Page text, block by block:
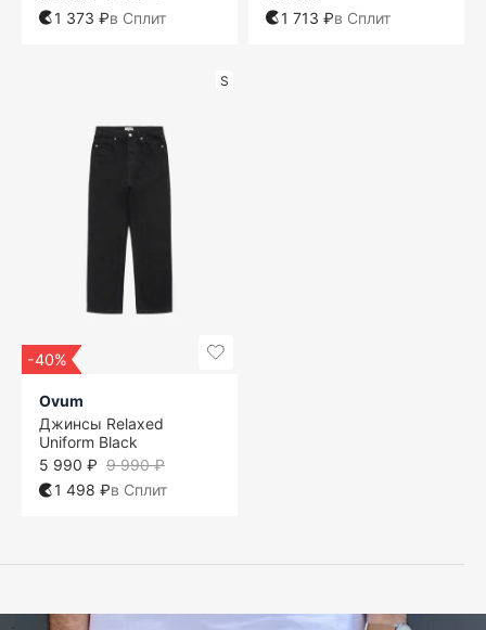
1 373 ₽в Сплит
1 713 ₽в Сплит
S
-40%
Ovum
Джинсы Relaxed
Uniform Black
9 990 ₽
5 990 ₽
1 498 ₽в Сплит